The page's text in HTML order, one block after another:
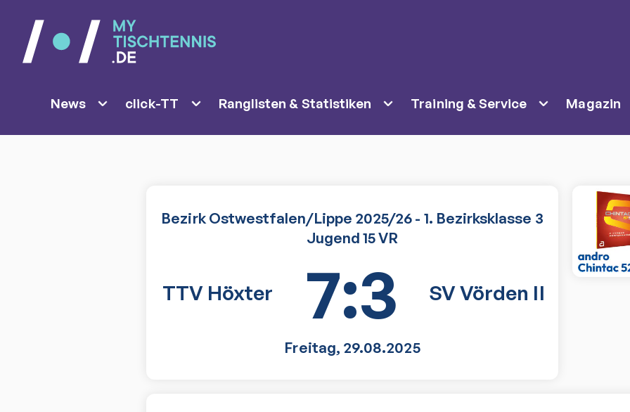
News click-TT Ranglisten & Statistiken Training & Service Magazin
Bezirk Ostwestfalen/Lippe 2025/26 - 1. Bezirksklasse 3
Jugend 15 VR
TTV Höxter 7:3 SV Vörden II
Freitag, 29.08.2025